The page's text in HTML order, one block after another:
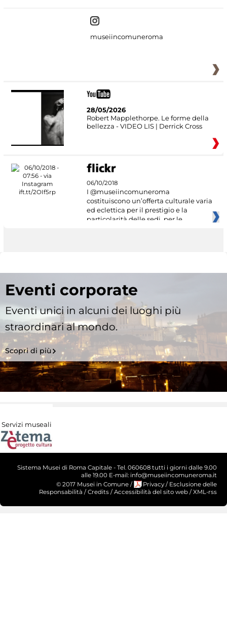
museiincomuneroma
28/05/2026
Robert Mapplethorpe. Le forme della
bellezza - VIDEO LIS | Derrick Cross
06/10/2018
I @museiincomuneroma
costituiscono un’offerta culturale varia
ed eclettica per il prestigio e la
particolarità delle sedi, per le
Eventi corporate
Eventi unici in alcuni dei luoghi più
straordinari al mondo.
Scopri di più
Servizi museali
Sistema Musei di Roma Capitale - Tel. 060608 tutti i giorni dalle 9.00
alle 19.00 E-mail: info@museiincomuneroma.it
© 2017 Musei in Comune / Privacy / Esclusione delle
Responsabilità / Credits / Accessibilità del sito web / XML-rss